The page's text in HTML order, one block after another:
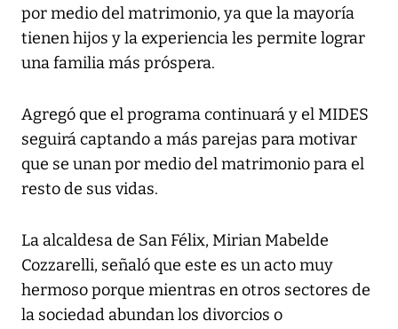
por medio del matrimonio, ya que la mayoría
tienen hijos y la experiencia les permite lograr
una familia más próspera.
Agregó que el programa continuará y el MIDES
seguirá captando a más parejas para motivar
que se unan por medio del matrimonio para el
resto de sus vidas.
La alcaldesa de San Félix, Mirian Mabelde
Cozzarelli, señaló que este es un acto muy
hermoso porque mientras en otros sectores de
la sociedad abundan los divorcios o